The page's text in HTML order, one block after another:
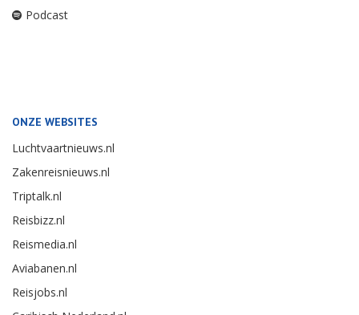
Podcast
ONZE WEBSITES
Luchtvaartnieuws.nl
Zakenreisnieuws.nl
Triptalk.nl
Reisbizz.nl
Reismedia.nl
Aviabanen.nl
Reisjobs.nl